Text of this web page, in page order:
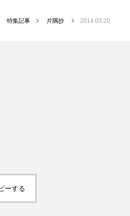
特集記事 片隅抄 2014.03.20
ーする